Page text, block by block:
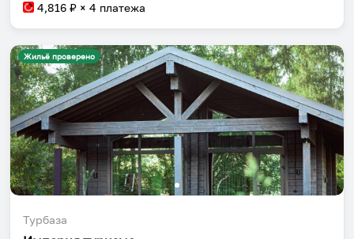
4,816 ₽ × 4 платежа
Жильё проверено
Турбаза